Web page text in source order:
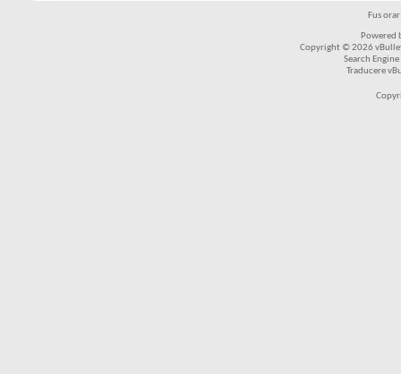
Fus
Powered
Copyright © 2026
Search
Traducere